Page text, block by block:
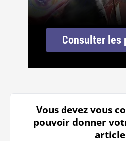
Consulter les
Vous devez vous
pouvoir donner